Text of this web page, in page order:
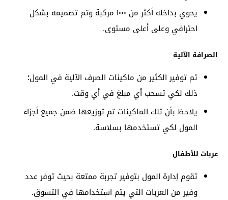
يحوي بداخله أكثر من ١٠٠٠ مركبة وتم تصميمه بشكل
احترافي وعلى أعلى مستوى.
الصرافة الآلية
تم توفير الكثير من ماكينات الصرف الآلية في المول؛
ذلك لكي تسحب أي مبلغ في أي وقت.
يلاحظ بأن تلك الماكينات تم توزيعها ضمن جميع أجزاء
المول لكي تستخدمها بسلاسة.
عربات للأطفال
تقوم إدارة المول بتوفير تجربة ممتعة بحيث توفر عدد
وفير من العربات التي يتم استخدامها في التسوق.